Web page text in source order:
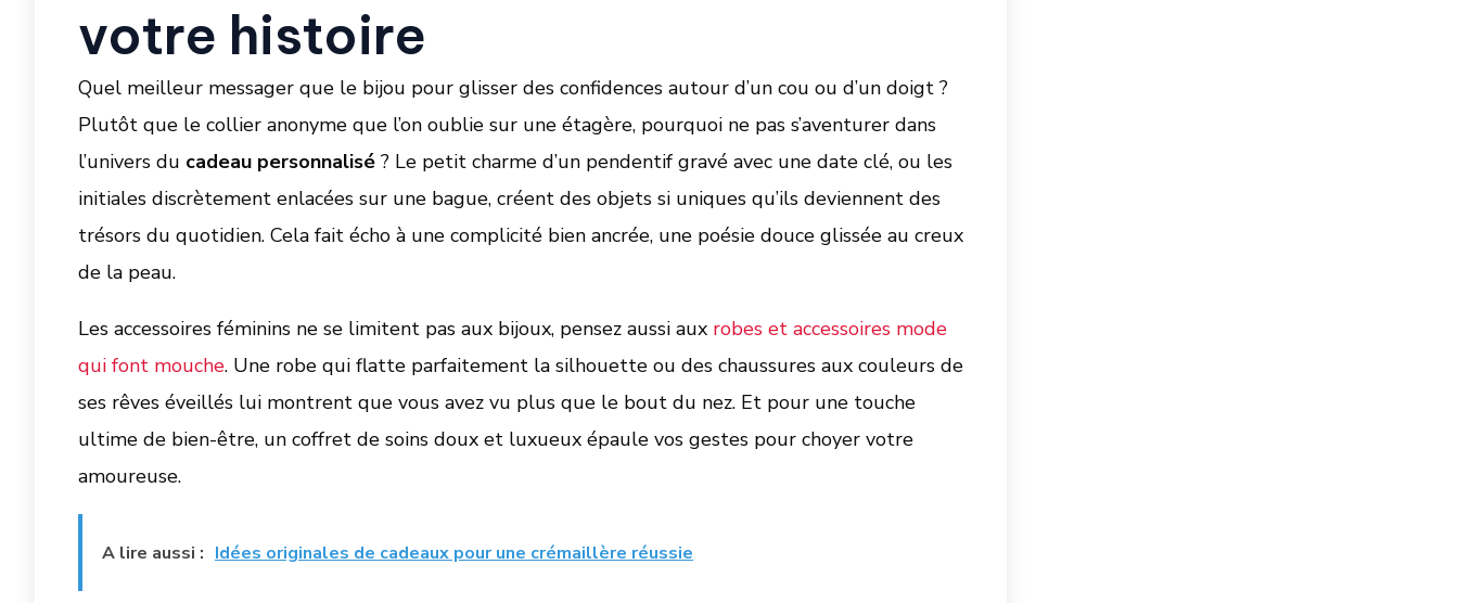
votre histoire
Quel meilleur messager que le bijou pour glisser des confidences autour d’un cou ou d’un doigt ?
Plutôt que le collier anonyme que l’on oublie sur une étagère, pourquoi ne pas s’aventurer dans
l’univers du cadeau personnalisé ? Le petit charme d’un pendentif gravé avec une date clé, ou les
initiales discrètement enlacées sur une bague, créent des objets si uniques qu’ils deviennent des
trésors du quotidien. Cela fait écho à une complicité bien ancrée, une poésie douce glissée au creux
de la peau.
Les accessoires féminins ne se limitent pas aux bijoux, pensez aussi aux robes et accessoires mode
qui font mouche. Une robe qui flatte parfaitement la silhouette ou des chaussures aux couleurs de
ses rêves éveillés lui montrent que vous avez vu plus que le bout du nez. Et pour une touche
ultime de bien-être, un coffret de soins doux et luxueux épaule vos gestes pour choyer votre
amoureuse.
A lire aussi : Idées originales de cadeaux pour une crémaillère réussie